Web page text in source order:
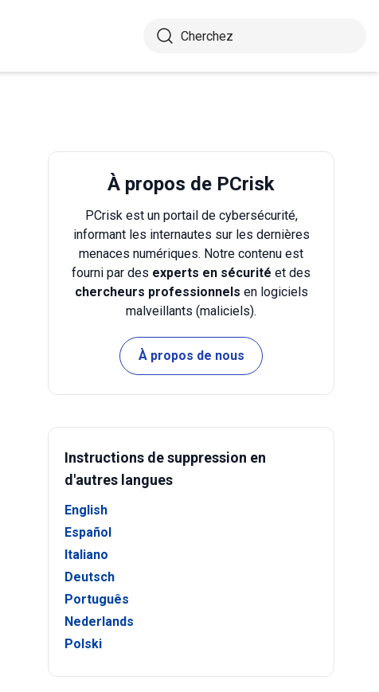
À propos de PCrisk
PCrisk est un portail de cybersécurité,
informant les internautes sur les dernières
menaces numériques. Notre contenu est
fourni par des experts en sécurité et des
chercheurs professionnels en logiciels
malveillants (maliciels).
À propos de nous
Instructions de suppression en
d'autres langues
English
Español
Italiano
Deutsch
Português
Nederlands
Polski